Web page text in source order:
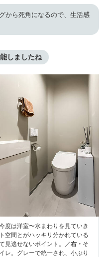
から死角になるので、生活感
しましたね
度は洋室〜水まわりを見ていき
空間とがハッキリ分かれている
見逃せないポイント。／右・ そ
レ。グレーで統一され、小ぶり